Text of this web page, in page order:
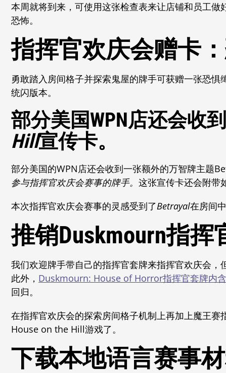
本周就将到来，可使用这张检查表来让店铺和员工
恐怖。
指挥官欢庆会赠卡
勇敢踏入房间格子并探索鬼屋的牌手可获赠一张恐
统闪版本。
部分美国WPN店还会收
Hill宣传卡。
部分美国的WPN店还会收到一张额外的万智牌主题
参与指挥官欢庆会赛事的牌手。 这张宣传卡还会附带
本次指挥官欢庆会赛事的灵感受到了Betrayal在房间
推销Duskmourn指挥
我们欢迎牌手带自己的指挥官套牌来指挥官欢庆会，
此外， Duskmourn: House of Horror指挥官套牌内
回归。
在指挥官欢庆会的探索房间格子机制上再加上魔王
House on the Hill游戏了。
下载本地语言赛事